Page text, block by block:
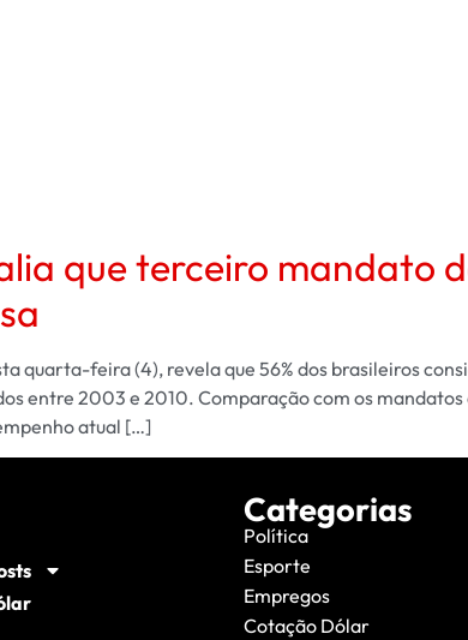
que terceiro mandato
quarta-feira (4), revela que 56% dos brasileiros
entre 2003 e 2010. Comparação com os
atual […]
Categorias
Política
Esporte
Empregos
Cotação Dólar